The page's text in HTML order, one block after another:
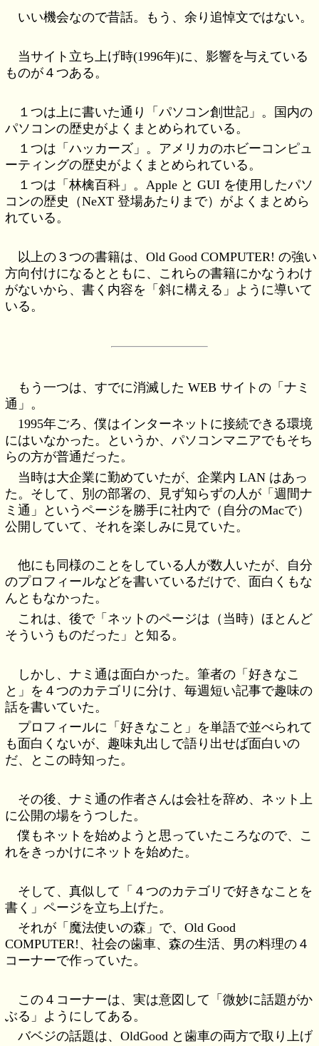
いい機会なので昔話。もう、余り追悼文ではない。
当サイト立ち上げ時(1996年)に、影響を与えている
ものが４つある。
１つは上に書いた通り「パソコン創世記」。国内の
パソコンの歴史がよくまとめられている。
１つは「ハッカーズ」。アメリカのホビーコンピュ
ーティングの歴史がよくまとめられている。
１つは「林檎百科」。Apple と GUI を使用したパソ
コンの歴史（NeXT 登場あたりまで）がよくまとめら
れている。
以上の３つの書籍は、Old Good COMPUTER! の強い
方向付けになるとともに、これらの書籍にかなうわけ
がないから、書く内容を「斜に構える」ように導いて
いる。
もう一つは、すでに消滅した WEB サイトの「ナミ
通」。
1995年ごろ、僕はインターネットに接続できる環境
にはいなかった。というか、パソコンマニアでもそち
らの方が普通だった。
当時は大企業に勤めていたが、企業内 LAN はあっ
た。そして、別の部署の、見ず知らずの人が「週間ナ
ミ通」というページを勝手に社内で（自分のMacで）
公開していて、それを楽しみに見ていた。
他にも同様のことをしている人が数人いたが、自分
のプロフィールなどを書いているだけで、面白くもな
んともなかった。
これは、後で「ネットのページは（当時）ほとんど
そういうものだった」と知る。
しかし、ナミ通は面白かった。筆者の「好きなこ
と」を４つのカテゴリに分け、毎週短い記事で趣味の
話を書いていた。
プロフィールに「好きなこと」を単語で並べられて
も面白くないが、趣味丸出しで語り出せば面白いの
だ、とこの時知った。
その後、ナミ通の作者さんは会社を辞め、ネット上
に公開の場をうつした。
僕もネットを始めようと思っていたころなので、こ
れをきっかけにネットを始めた。
そして、真似して「４つのカテゴリで好きなことを
書く」ページを立ち上げた。
それが「魔法使いの森」で、Old Good
COMPUTER!、社会の歯車、森の生活、男の料理の４
コーナーで作っていた。
この４コーナーは、実は意図して「微妙に話題がか
ぶる」ようにしてある。
バベジの話題は、OldGood と歯車の両方で取り上げ